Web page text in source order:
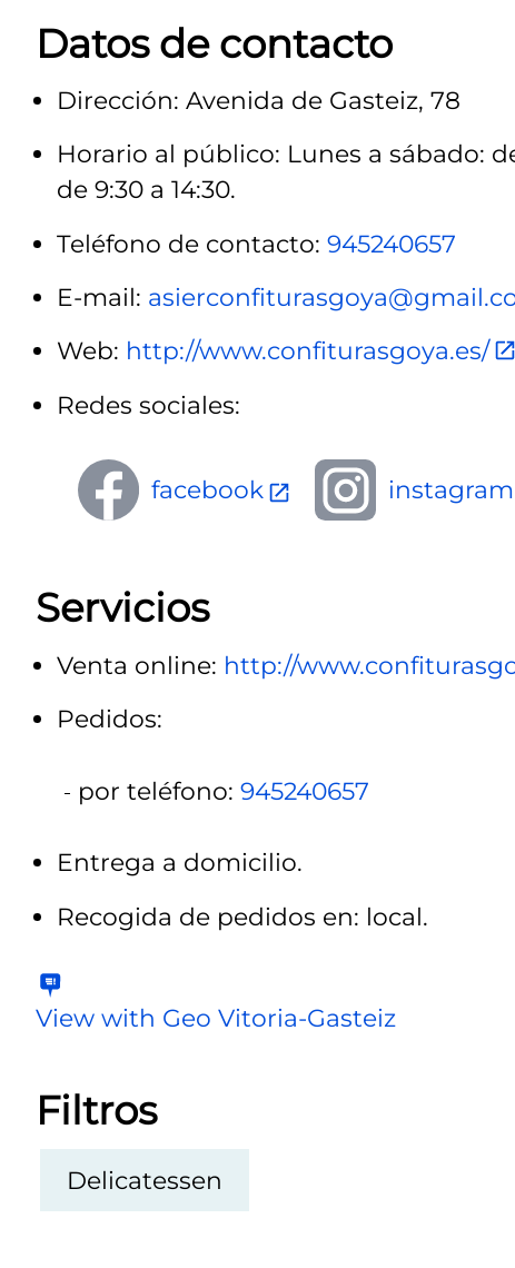
Datos de contacto
Dirección: Avenida de Gasteiz, 78
Horario al público: Lunes a sábado:
de 9:30 a 14:30.
Teléfono de contacto: 945240657
E-mail:
Web: http://www.confiturasgoya.es/
Redes sociales:
facebook instagram
Servicios
Venta online: http://
Pedidos:
por teléfono: 945240657
Entrega a domicilio.
Recogida de pedidos en: local.
View with Geo Vitoria-Gasteiz
Filtros
Delicatessen